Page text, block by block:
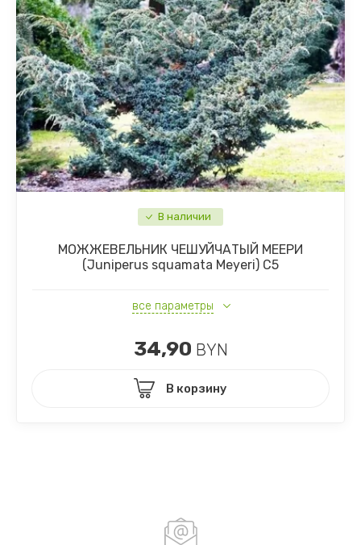
деревья и кустарники, саженцы
стелящиеся растения
и злаки
В наличии
МОЖЖЕВЕЛЬНИК ЧЕШУЙЧАТЫЙ МЕЕРИ
(Juniperus squamata Meyeri) С5
все параметры
34,90 BYN
В корзину